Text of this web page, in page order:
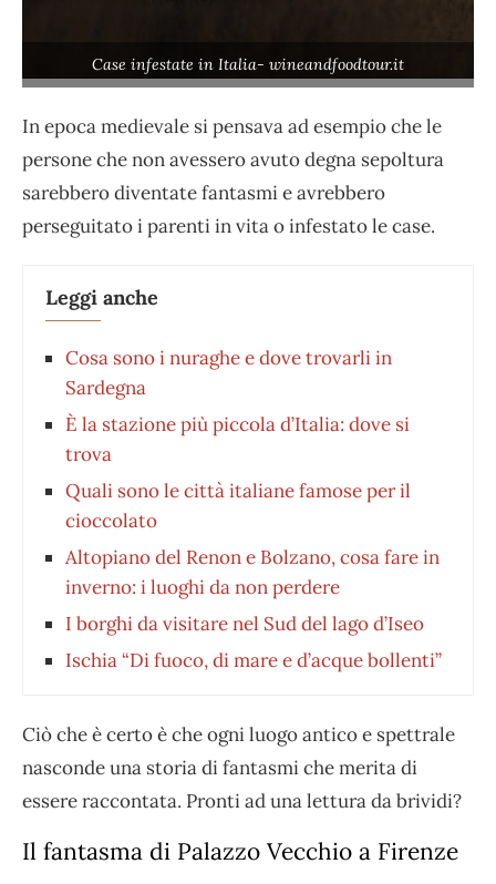
Case infestate in Italia- wineandfoodtour.it
In epoca medievale si pensava ad esempio che le
persone che non avessero avuto degna sepoltura
sarebbero diventate fantasmi e avrebbero
perseguitato i parenti in vita o infestato le case.
Leggi anche
Cosa sono i nuraghe e dove trovarli in
Sardegna
È la stazione più piccola d’Italia: dove si
trova
Quali sono le città italiane famose per il
cioccolato
Altopiano del Renon e Bolzano, cosa fare in
inverno: i luoghi da non perdere
I borghi da visitare nel Sud del lago d’Iseo
Ischia “Di fuoco, di mare e d’acque bollenti”
Ciò che è certo è che ogni luogo antico e spettrale
nasconde una storia di fantasmi che merita di
essere raccontata. Pronti ad una lettura da brividi?
Il fantasma di Palazzo Vecchio a Firenze